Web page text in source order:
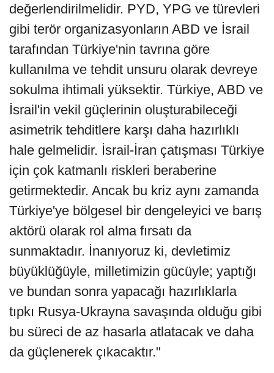
değerlendirilmelidir. PYD, YPG ve türevleri
gibi terör organizasyonların ABD ve İsrail
tarafından Türkiye'nin tavrına göre
kullanılma ve tehdit unsuru olarak devreye
sokulma ihtimali yüksektir. Türkiye, ABD ve
İsrail'in vekil güçlerinin oluşturabileceği
asimetrik tehditlere karşı daha hazırlıklı
hale gelmelidir. İsrail-İran çatışması Türkiye
için çok katmanlı riskleri beraberine
getirmektedir. Ancak bu kriz aynı zamanda
Türkiye'ye bölgesel bir dengeleyici ve barış
aktörü olarak rol alma fırsatı da
sunmaktadır. İnanıyoruz ki, devletimiz
büyüklüğüyle, milletimizin gücüyle; yaptığı
ve bundan sonra yapacağı hazırlıklarla
tıpkı Rusya-Ukrayna savaşında olduğu gibi
bu süreci de az hasarla atlatacak ve daha
da güçlenerek çıkacaktır."